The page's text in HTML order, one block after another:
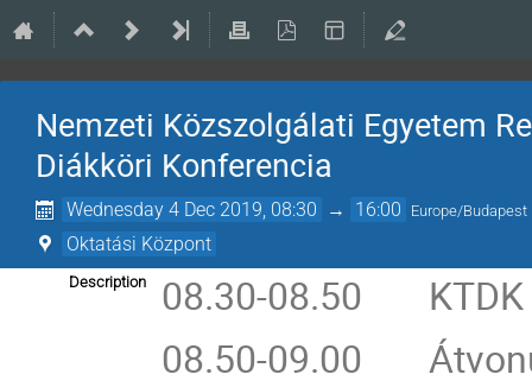
Nemzeti Közszolgálati Egyetem
Diákköri Konferencia
Wednesday 4 Dec 2019, 08:30 → 16:00 Europe/Budapest
Oktatási Központ
Description
08.30-08.50 KTDK
08.50-09.00